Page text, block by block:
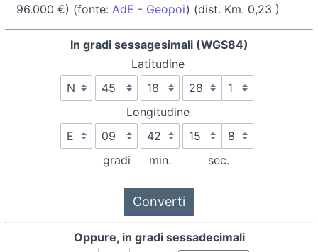
96.000 €) (fonte: AdE - Geopoi) (dist. Km. 0,23 )
In gradi sessagesimali (WGS84)
Latitudine
Longitudine
gradi min. sec.
Oppure, in gradi sessadecimali